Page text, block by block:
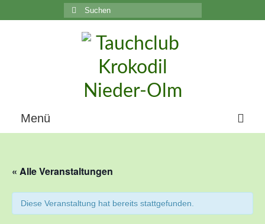
Suchen
nach:
Menü
Über uns
Die Geschichte unseres Vereins
« Alle Veranstaltungen
Diese Veranstaltung hat bereits stattgefunden.